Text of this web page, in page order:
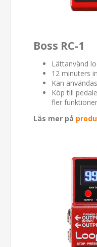
Boss RC-1
Lättanvänd
12 minuters
Kan
Köp till
fler funktioner
Läs mer på